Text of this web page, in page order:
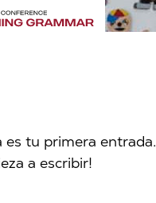
es tu primera entrada.
a escribir!